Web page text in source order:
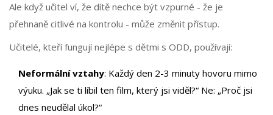
Ale když učitel ví, že dítě nechce být vzpurné - že je
přehnaně citlivé na kontrolu - může změnit přístup.
Učitelé, kteří fungují nejlépe s dětmi s ODD, používají:
Neformální vztahy: Každý den 2-3 minuty hovoru mimo
výuku. „Jak se ti líbil ten film, který jsi viděl?“ Ne: „Proč jsi
dnes neudělal úkol?“